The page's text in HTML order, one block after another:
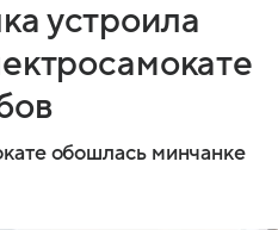
устроила
обошлась минчанке